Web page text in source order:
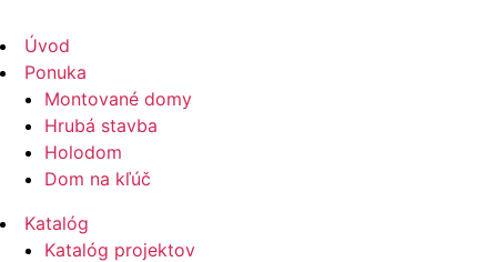
Úvod
Ponuka
Montované domy
Hrubá stavba
Holodom
Dom na kľúč
Katalóg
Katalóg projektov